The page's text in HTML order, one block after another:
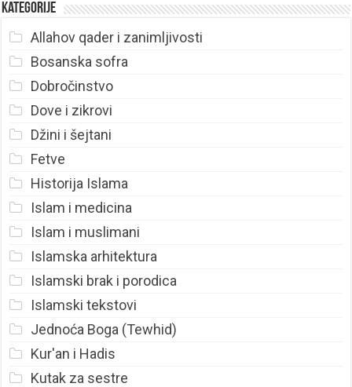
Kategorije
Allahov qader i zanimljivosti
Bosanska sofra
Dobročinstvo
Dove i zikrovi
Džini i šejtani
Fetve
Historija Islama
Islam i medicina
Islam i muslimani
Islamska arhitektura
Islamski brak i porodica
Islamski tekstovi
Jednoća Boga (Tewhid)
Kur'an i Hadis
Kutak za sestre